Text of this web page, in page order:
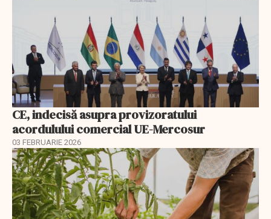
CE, indecisă asupra provizoratului
acordulului comercial UE-Mercosur
03 FEBRUARIE 2026